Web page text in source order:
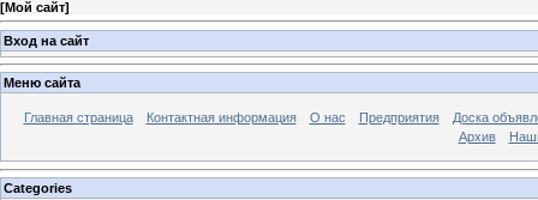
[Мой сайт]
Вход на сайт
Меню сайта
Главная страница Контактная информация О нас Предприятия
Доска
Архив
Categories